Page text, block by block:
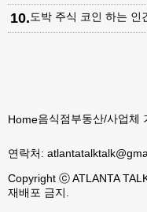
10.도박 주식 코인 하는 인
Home음식점부동산/사업체
연락처:
Copyright ⓒ ATLANTA
재배포 금지.